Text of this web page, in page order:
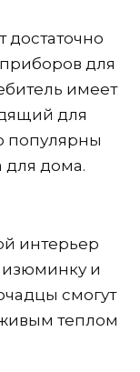
достаточно
для
имеет
для
популярны
для дома.
интерьер
и
смогут
теплом